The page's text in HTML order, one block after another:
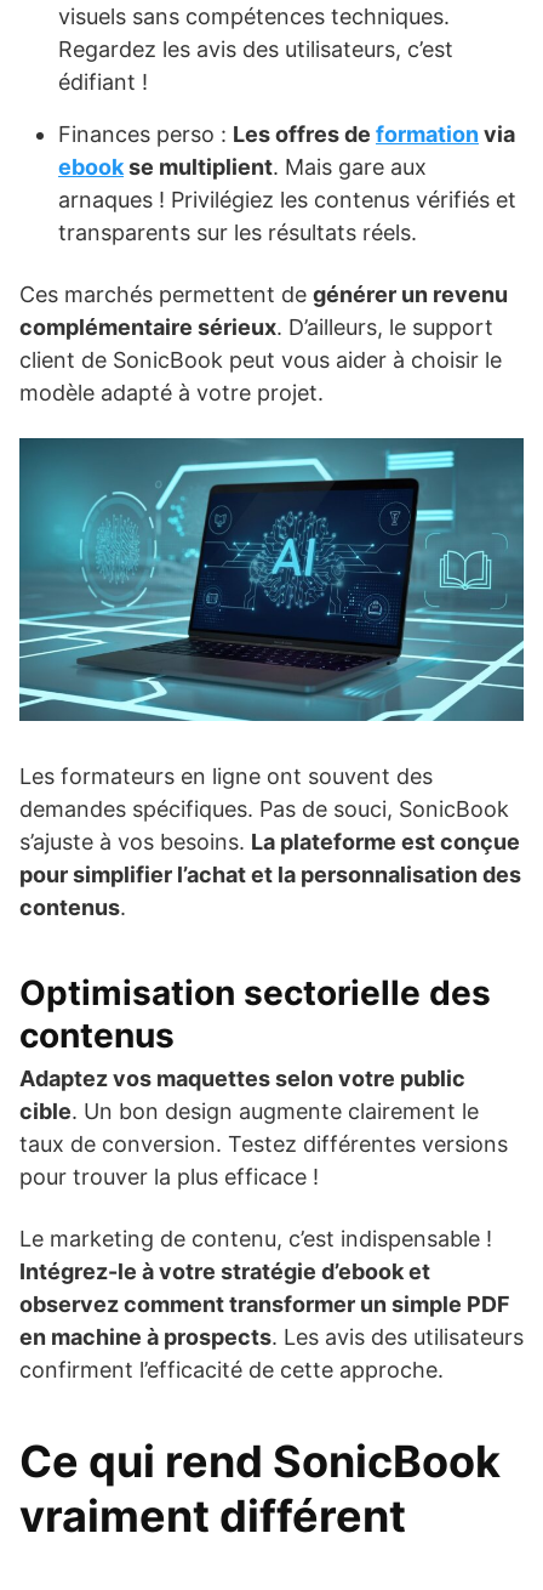
visuels sans compétences techniques.
Regardez les avis des utilisateurs, c’est
édifiant !
Finances perso : Les offres de formationvia
ebookse multiplient. Mais gare aux
arnaques ! Privilégiez les contenus vérifiés et
transparents sur les résultats réels.
Ces marchés permettent de générer un revenu
complémentaire sérieux. D’ailleurs, le support
client de SonicBook peut vous aider à choisir le
modèle adapté à votre projet.
Les formateurs en ligne ont souvent des
demandes spécifiques. Pas de souci, SonicBook
s’ajuste à vos besoins. La plateforme est conçue
pour simplifier l’achat et la personnalisation des
contenus.
Optimisation sectorielle des
contenus
Adaptez vos maquettes selon votre public
cible. Un bon design augmente clairement le
taux de conversion. Testez différentes versions
pour trouver la plus efficace !
Le marketing de contenu, c’est indispensable !
Intégrez-le à votre stratégie d’ebook et
observez comment transformer un simple PDF
en machine à prospects. Les avis des utilisateurs
confirment l’efficacité de cette approche.
Ce qui rend SonicBook
vraiment différent